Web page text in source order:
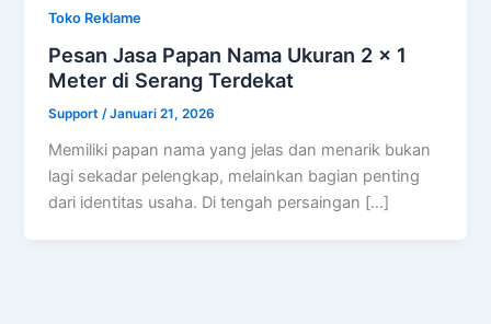
Toko Reklame
Pesan Jasa Papan Nama Ukuran 2 x 1
Meter di Serang Terdekat
Support/Januari 21, 2026
Memiliki papan nama yang jelas dan menarik bukan
lagi sekadar pelengkap, melainkan bagian penting
dari identitas usaha. Di tengah persaingan […]